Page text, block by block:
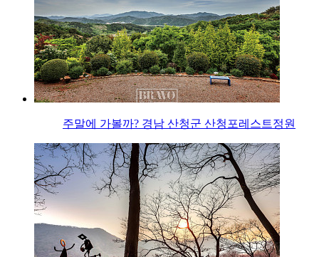
주말에 가볼까? 경남 산청군 산청포레스트정원